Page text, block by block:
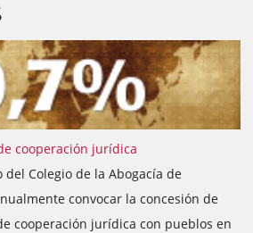
cooperación jurídica
del Colegio de la Abogacía de
convocar la concesión de
cooperación jurídica con pueblos en